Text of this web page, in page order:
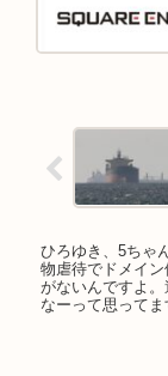
ひろゆき、5ちゃ
物虐待でドメイ
がないんですよ
なーって思ってま